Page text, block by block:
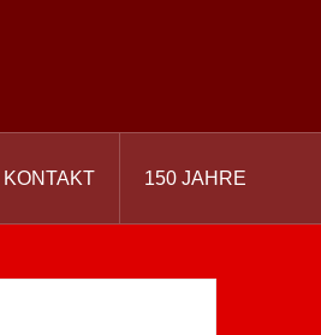
KONTAKT 150 JAHRE